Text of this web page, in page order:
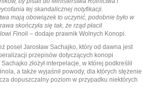
tej skandalicznej notyfikacji.
mają obowiązek to uczynić, podobnie było w
skończyła się tak, że rząd płacił
Finoli – dodaje prawnik Wolnych Konopi.
poseł Jarosław Sachajko, który od dawna jest
przepisów dotyczących konopi
złożył interpelacje, w której podkreślił
a także wyjaśnił powody, dla których stężenie
dopuszczalny poziom w przypadku niektórych